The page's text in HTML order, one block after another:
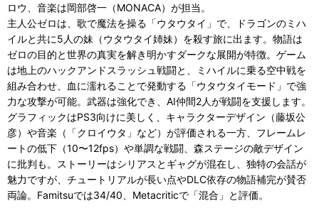
ロウ、音楽は岡部啓一（MONACA）が担当。
主人公ゼロは、歌で魔法を操る「ウタウタイ」で、ドラゴンのミハ
イルと共に5人の妹（ウタウタイ姉妹）を殺す旅に出ます。物語は
ゼロの目的と世界の真実を解き明かすダークな展開が特徴。ゲーム
は地上のハックアンドスラッシュ戦闘と、ミハイルに乗る空中戦を
組み合わせ、血に濡れることで発動する「ウタウタイモード」で強
力な攻撃が可能。武器は強化でき、AI仲間2人が戦闘を支援します。
グラフィックはPS3向けに美しく、キャラクターデザイン（藤坂公
彦）や音楽（「クロイウタ」など）が評価される一方、フレームレ
ートの低下（10〜12fps）や単調な戦闘、森ステージの敵デザイン
に批判も。ストーリーはシリアスとギャグが混在し、独特の会話が
魅力ですが、チュートリアルが長い点やDLC依存の物語補完が賛否
両論。Famitsuでは34/40、Metacriticで「混合」と評価。